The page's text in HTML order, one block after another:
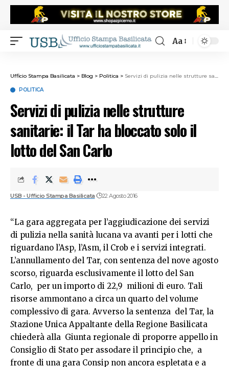
Aa
Ufficio Stampa Basilicata > Blog > Politica > Servizi di pulizia nelle strutture sanitarie: il Tar ha bloccato solo il lotto del San Carlo
POLITICA
Servizi di pulizia nelle strutture
sanitarie: il Tar ha bloccato solo il
lotto del San Carlo
USB - Ufficio Stampa Basilicata 22 Agosto 2016
“La gara aggregata per l’aggiudicazione dei servizi
di pulizia nella sanità lucana va avanti per i lotti che
riguardano l’Asp, l’Asm, il Crob e i servizi integrati.
L’annullamento del Tar, con sentenza del nove agosto
scorso, riguarda esclusivamente il lotto del San
Carlo, per un importo di 22,9 milioni di euro. Tali
risorse ammontano a circa un quarto del volume
complessivo di gara. Avverso la sentenza del Tar, la
Stazione Unica Appaltante della Regione Basilicata
chiederà alla Giunta regionale di proporre appello in
Consiglio di Stato per assodare il principio che, a
fronte di una gara Consip non ancora espletata e a